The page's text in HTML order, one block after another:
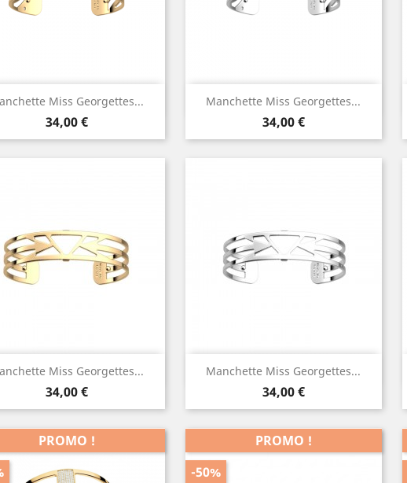
Miss Georgettes...
Prix
34,00 €
Aperçu rapide Manchette Miss Georgettes...
Prix
34,00 €
Aperçu rapide
Miss Georgettes...
Prix
34,00 €
Aperçu rapide Manchette Miss Georgettes...
Prix
34,00 €
Aperçu rapide
PROMO !
PROMO !
-50%